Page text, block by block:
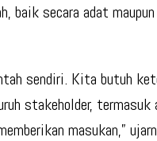
baik secara adat maupun
sendiri. Kita butuh
stakeholder, termasuk
masukan,”